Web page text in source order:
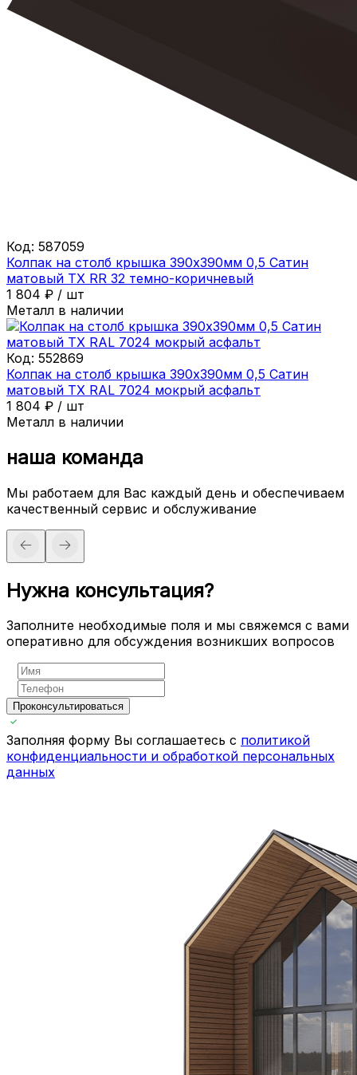
Код: 587059
Колпак на столб крышка 390х390мм 0,5 Сатин
матовый ТХ RR 32 темно-коричневый
1 804 ₽ / шт
Металл в наличии
Код: 552869
Колпак на столб крышка 390х390мм 0,5 Сатин
матовый ТХ RAL 7024 мокрый асфальт
1 804 ₽ / шт
Металл в наличии
наша команда
Мы работаем для Вас каждый день и обеспечиваем
качественный сервис и обслуживание
Нужна консультация?
Заполните необходимые поля и мы свяжемся с вами
оперативно для обсуждения возникших вопросов
Проконсультироваться
Заполняя форму Вы соглашаетесь с политикой
конфиденциальности и обработкой персональных
данных